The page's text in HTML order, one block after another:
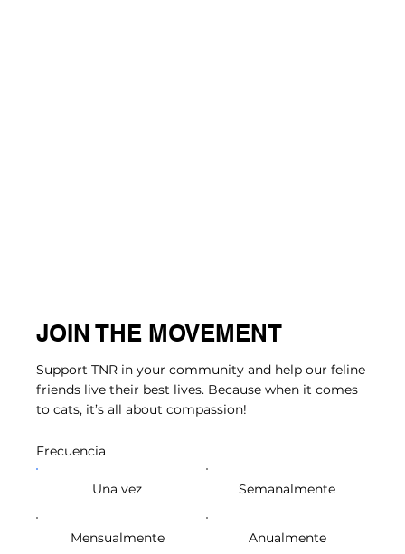
JOIN THE MOVEMENT
Support TNR in your community and help our feline
friends live their best lives. Because when it comes
to cats, it’s all about compassion!
Frecuencia
Una vez Semanalmente
Mensualmente Anualmente